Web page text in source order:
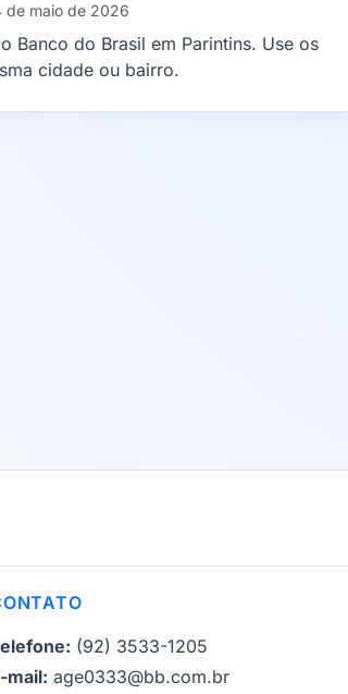
de maio de 2026
Banco do Brasil em Parintins. Use os
cidade ou bairro.
(92) 3533-1205
mail: age0333@bb.com.br